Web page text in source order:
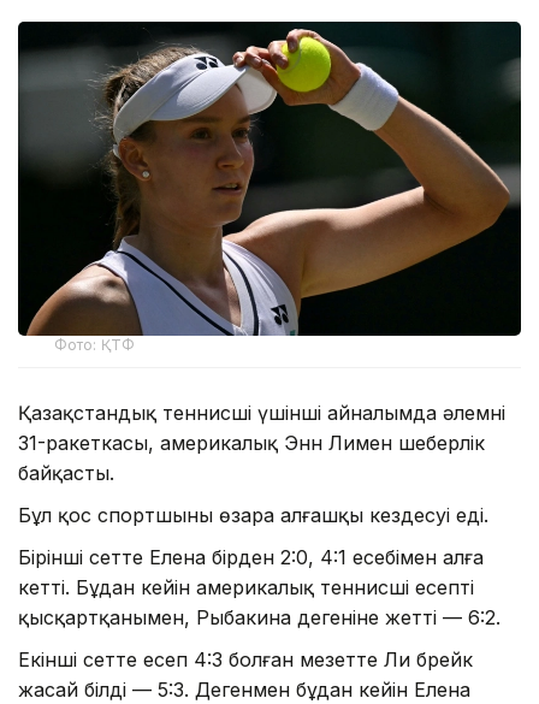
Фото: ҚТФ
Қазақстандық теннисші үшінші айналымда әлемнің
31-ракеткасы, америкалық Энн Лимен шеберлік
байқасты.
Бұл қос спортшының өзара алғашқы кездесуі еді.
Бірінші сетте Елена бірден 2:0, 4:1 есебімен алға
кетті. Бұдан кейін америкалық теннисші есепті
қысқартқанымен, Рыбакина дегеніне жетті — 6:2.
Екінші сетте есеп 4:3 болған мезетте Ли брейк
жасай білді — 5:3. Дегенмен бұдан кейін Елена